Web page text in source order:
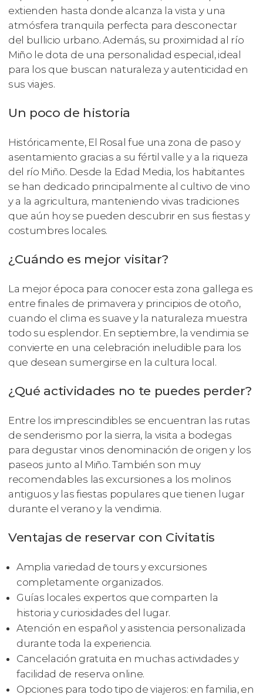
extienden hasta donde alcanza la vista y una
atmósfera tranquila perfecta para desconectar
del bullicio urbano. Además, su proximidad al río
Miño le dota de una personalidad especial, ideal
para los que buscan naturaleza y autenticidad en
sus viajes.
Un poco de historia
Históricamente, El Rosal fue una zona de paso y
asentamiento gracias a su fértil valle y a la riqueza
del río Miño. Desde la Edad Media, los habitantes
se han dedicado principalmente al cultivo de vino
y a la agricultura, manteniendo vivas tradiciones
que aún hoy se pueden descubrir en sus fiestas y
costumbres locales.
¿Cuándo es mejor visitar?
La mejor época para conocer esta zona gallega es
entre finales de primavera y principios de otoño,
cuando el clima es suave y la naturaleza muestra
todo su esplendor. En septiembre, la vendimia se
convierte en una celebración ineludible para los
que desean sumergirse en la cultura local.
¿Qué actividades no te puedes perder?
Entre los imprescindibles se encuentran las rutas
de senderismo por la sierra, la visita a bodegas
para degustar vinos denominación de origen y los
paseos junto al Miño. También son muy
recomendables las excursiones a los molinos
antiguos y las fiestas populares que tienen lugar
durante el verano y la vendimia.
Ventajas de reservar con Civitatis
Amplia variedad de tours y excursiones
completamente organizados.
Guías locales expertos que comparten la
historia y curiosidades del lugar.
Atención en español y asistencia personalizada
durante toda la experiencia.
Cancelación gratuita en muchas actividades y
facilidad de reserva online.
Opciones para todo tipo de viajeros: en familia, en